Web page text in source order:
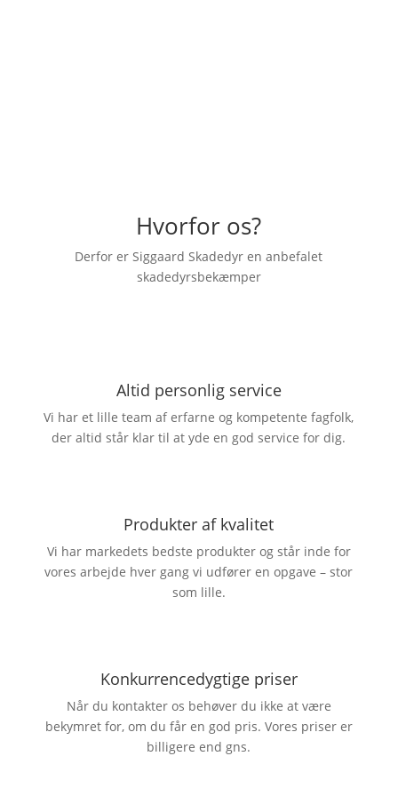
Hvorfor os?
Derfor er Siggaard Skadedyr en anbefalet
skadedyrsbekæmper
Altid personlig service
Vi har et lille team af erfarne og kompetente fagfolk,
der altid står klar til at yde en god service for dig.
Produkter af kvalitet
Vi har markedets bedste produkter og står inde for
vores arbejde hver gang vi udfører en opgave – stor
som lille.
Konkurrencedygtige priser
Når du kontakter os behøver du ikke at være
bekymret for, om du får en god pris. Vores priser er
billigere end gns.